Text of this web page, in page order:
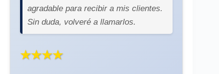
agradable para recibir a mis clientes.
Sin duda, volveré a llamarlos.
★★★★